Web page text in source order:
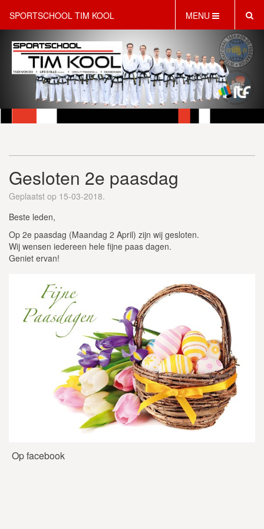
SPORTSCHOOL TIM KOOL MENU
HOME
INFORMATIE
LESAANBOD
ROOSTER
KINDERFEESTJES
WEBSHOP
SCHRIJF JE NU IN!
Gesloten 2e paasdag
Geplaatst op 15-03-2018.
Beste leden,
Op 2e paasdag (Maandag 2 April) zijn wij gesloten.
Wij wensen iedereen hele fijne paas dagen.
Geniet ervan!
Op facebook